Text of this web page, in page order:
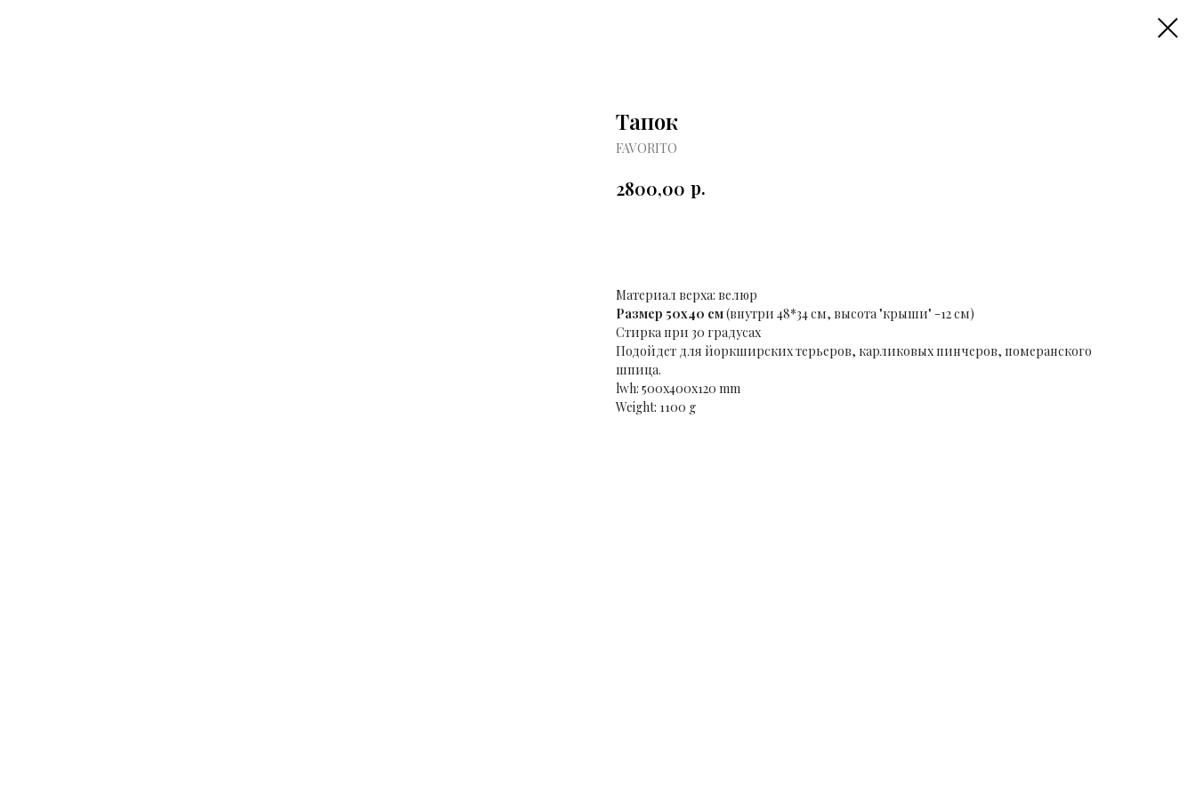
Тапок
FAVORITO
2800,00 р.
Материал верха: велюр
Размер 50х40 см(внутри 48*34 см, высота "крыши" -12 см)
Стирка при 30 градусах
Подойдет для йоркширских терьеров, карликовых пинчеров, померанского
шпица.
lwh: 500x400x120 mm
Weight: 1100 g